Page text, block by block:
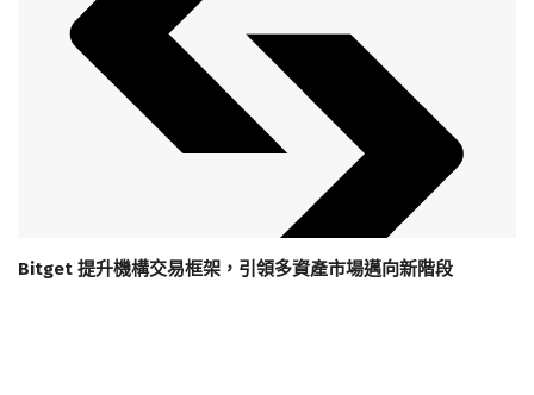
Bitget 提升機構交易框架，引領多資產市場邁向新階段